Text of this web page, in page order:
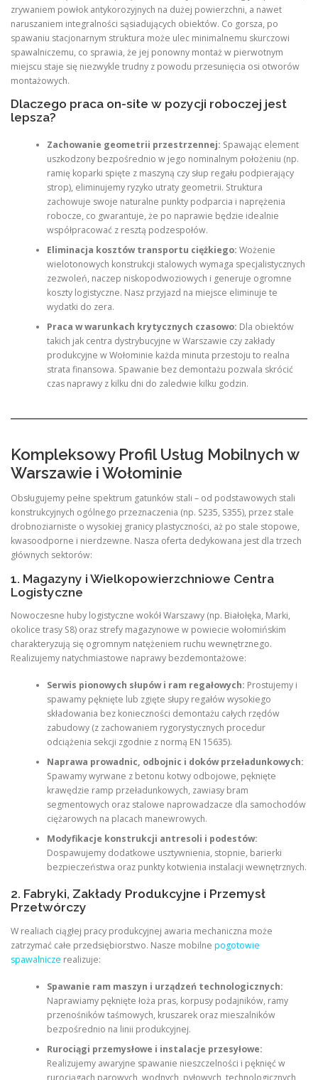
zrywaniem powłok antykorozyjnych na dużej powierzchni, a nawet
naruszaniem integralności sąsiadujących obiektów. Co gorsza, po
spawaniu stacjonarnym struktura może ulec minimalnemu skurczowi
spawalniczemu, co sprawia, że jej ponowny montaż w pierwotnym
miejscu staje się niezwykle trudny z powodu przesunięcia osi otworów
montażowych.
Dlaczego praca on-site w pozycji roboczej jest
lepsza?
Zachowanie geometrii przestrzennej: Spawając element
uszkodzony bezpośrednio w jego nominalnym położeniu (np.
ramię koparki spięte z maszyną czy słup regału podpierający
strop), eliminujemy ryzyko utraty geometrii. Struktura
zachowuje swoje naturalne punkty podparcia i naprężenia
robocze, co gwarantuje, że po naprawie będzie idealnie
współpracować z resztą podzespołów.
Eliminacja kosztów transportu ciężkiego: Wożenie
wielotonowych konstrukcji stalowych wymaga specjalistycznych
zezwoleń, naczep niskopodwoziowych i generuje ogromne
koszty logistyczne. Nasz przyjazd na miejsce eliminuje te
wydatki do zera.
Praca w warunkach krytycznych czasowo: Dla obiektów
takich jak centra dystrybucyjne w Warszawie czy zakłady
produkcyjne w Wołominie każda minuta przestoju to realna
strata finansowa. Spawanie bez demontażu pozwala skrócić
czas naprawy z kilku dni do zaledwie kilku godzin.
Kompleksowy Profil Usług Mobilnych w
Warszawie i Wołominie
Obsługujemy pełne spektrum gatunków stali – od podstawowych stali
konstrukcyjnych ogólnego przeznaczenia (np. S235, S355), przez stale
drobnoziarniste o wysokiej granicy plastyczności, aż po stale stopowe,
kwasoodporne i nierdzewne. Nasza oferta dedykowana jest dla trzech
głównych sektorów:
1. Magazyny i Wielkopowierzchniowe Centra
Logistyczne
Nowoczesne huby logistyczne wokół Warszawy (np. Białołęka, Marki,
okolice trasy S8) oraz strefy magazynowe w powiecie wołomińskim
charakteryzują się ogromnym natężeniem ruchu wewnętrznego.
Realizujemy natychmiastowe naprawy bezdemontażowe:
Serwis pionowych słupów i ram regałowych: Prostujemy i
spawamy pęknięte lub zgięte słupy regałów wysokiego
składowania bez konieczności demontażu całych rzędów
zabudowy (z zachowaniem rygorystycznych procedur
odciążenia sekcji zgodnie z normą EN 15635).
Naprawa prowadnic, odbojnic i doków przeładunkowych:
Spawamy wyrwane z betonu kotwy odbojowe, pęknięte
krawędzie ramp przeładunkowych, zawiasy bram
segmentowych oraz stalowe naprowadzacze dla samochodów
ciężarowych na placach manewrowych.
Modyfikacje konstrukcji antresoli i podestów:
Dospawujemy dodatkowe usztywnienia, stopnie, barierki
bezpieczeństwa oraz punkty kotwienia instalacji wewnętrznych.
2. Fabryki, Zakłady Produkcyjne i Przemysł
Przetwórczy
W realiach ciągłej pracy produkcyjnej awaria mechaniczna może
zatrzymać całe przedsiębiorstwo. Nasze mobilne pogotowie
spawalnicze realizuje:
Spawanie ram maszyn i urządzeń technologicznych:
Naprawiamy pęknięte łoża pras, korpusy podajników, ramy
przenośników taśmowych, kruszarek oraz mieszalników
bezpośrednio na linii produkcyjnej.
Rurociągi przemysłowe i instalacje przesyłowe:
Realizujemy awaryjne spawanie nieszczelności i pęknięć w
rurociągach parowych, wodnych, pyłowych, technologicznych